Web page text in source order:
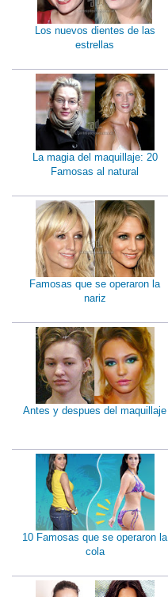
Los nuevos dientes de las
estrellas
La magia del maquillaje: 20
Famosas al natural
Famosas que se operaron la
nariz
Antes y despues del maquillaje
10 Famosas que se operaron la
cola